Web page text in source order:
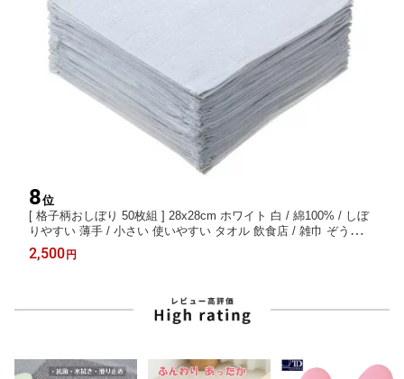
8位
[ 格子柄おしぼり 50枚組 ] 28x28cm ホワイト 白 / 綿100% / しぼ
りやすい 薄手 / 小さい 使いやすい タオル 飲食店 / 雑巾 ぞうきん
タオル ふきん 布巾 小学校 保育園 使い捨て 掃除 大判 大量 安い
100枚 吸水 会社掃除 業務用 年末 大掃除
2,500円